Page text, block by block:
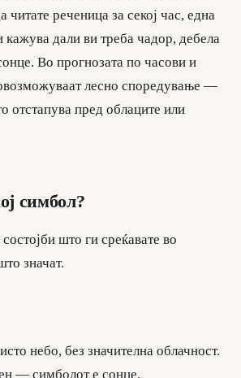
читате реченица за секој час, една
дали ви треба чадор, дебела
Во прогнозата по часови и
лесно споредување —
отстапува пред облаците или
симбол?
што ги среќавате во
значат.
небо, без значителна облачност.
— симболот е сонце.